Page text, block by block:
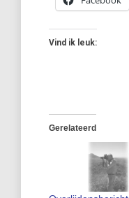
Vind ik leuk:
Gerelateerd